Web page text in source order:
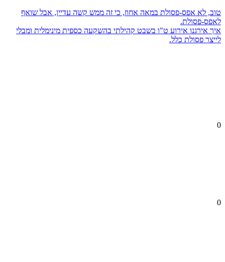
טוב, לא אפס-פסולת במאה אחוז, כי זה ממש קשה עדיין, אבל שואף
לאפס-פסולת.
איך אירגנו אירוע ט"ו בשבט קהילתי בהשקעה כספית מינימלית ומבלי
לייצר פסולת כלל.
0
0